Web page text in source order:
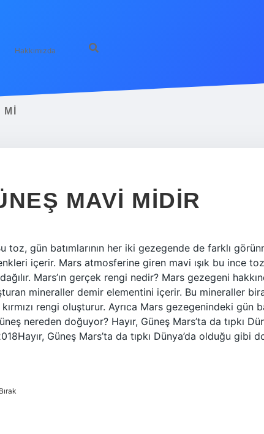
Hakkımızda
MAVI MIDIR
toz, gün batımlarının her iki gezegende de farklı
içerir. Mars atmosferine giren mavi ışık bu ince
Mars’ın gerçek rengi nedir? Mars gezegeni
mineraller demir elementini içerir. Bu mineraller
rengi oluşturur. Ayrıca Mars gezegenindeki gün
nereden doğuyor? Hayır, Güneş Mars’ta da tıpkı
Güneş Mars’ta da tıpkı Dünya’da olduğu gibi